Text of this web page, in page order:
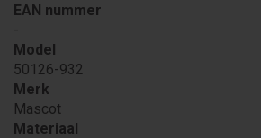
EAN nummer
-
Model
50126-932
Merk
Mascot
Materiaal